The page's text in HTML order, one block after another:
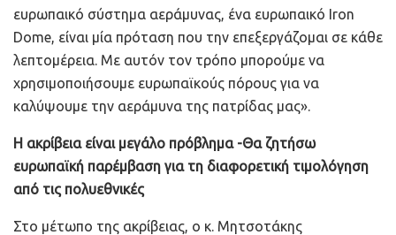
ευρωπαικό σύστημα αεράμυνας, ένα ευρωπαικό Iron
Dome, είναι μία πρόταση που την επεξεργάζομαι σε κάθε
λεπτομέρεια. Με αυτόν τον τρόπο μπορούμε να
χρησιμοποιήσουμε ευρωπαϊκούς πόρους για να
καλύψουμε την αεράμυνα της πατρίδας μας».
Η ακρίβεια είναι μεγάλο πρόβλημα -Θα ζητήσω
ευρωπαϊκή παρέμβαση για τη διαφορετική τιμολόγηση
από τις πολυεθνικές
Στο μέτωπο της ακρίβειας, ο κ. Μητσοτάκης